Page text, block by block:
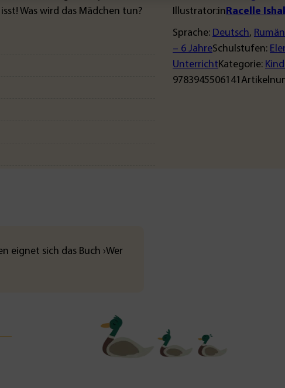
Was wird das Mädchen tun?
Illustrator:in Racelle
Sprache: Deutsch,
– 6 JahreSchulstufen:
UnterrichtKategorie:
9783945506141
eignet sich das Buch ›Wer